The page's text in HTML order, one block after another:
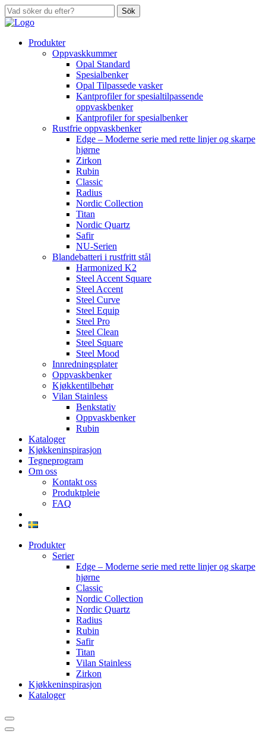
Sök
Produkter
Oppvaskkummer
Opal Standard
Spesialbenker
Opal Tilpassede vasker
Kantprofiler for spesialtilpassende
oppvaskbenker
Kantprofiler for spesialbenker
Rustfrie oppvaskbenker
Edge – Moderne serie med rette linjer og skarpe
hjørne
Zirkon
Rubin
Classic
Radius
Nordic Collection
Titan
Nordic Quartz
Safir
NU-Serien
Blandebatteri i rustfritt stål
Harmonized K2
Steel Accent Square
Steel Accent
Steel Curve
Steel Equip
Steel Pro
Steel Clean
Steel Square
Steel Mood
Innredningsplater
Oppvaskbenker
Kjøkkentilbehør
Vilan Stainless
Benkstativ
Oppvaskbenker
Rubin
Kataloger
Kjøkkeninspirasjon
Tegneprogram
Om oss
Kontakt oss
Produktpleie
FAQ
Produkter
Serier
Edge – Moderne serie med rette linjer og skarpe
hjørne
Classic
Nordic Collection
Nordic Quartz
Radius
Rubin
Safir
Titan
Vilan Stainless
Zirkon
Kjøkkeninspirasjon
Kataloger